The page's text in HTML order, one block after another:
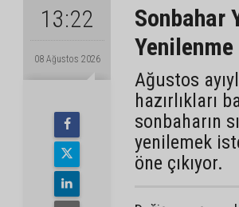
13:22
08 Ağustos 2026
Sonbahar
Ağustos
hazırlıkları
sonbaharın
yenilemek
öne çıkıyor.